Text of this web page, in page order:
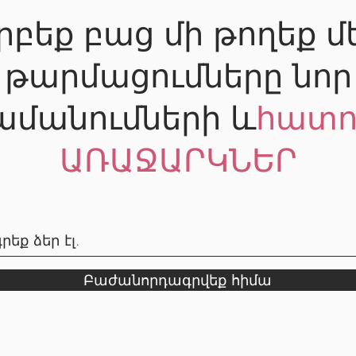
բաց մի թողեք
թարմացումները նոր
և
ԱՌԱՋԱՐԿՆԵՐ
Բաժանորդագրվեք հիմա